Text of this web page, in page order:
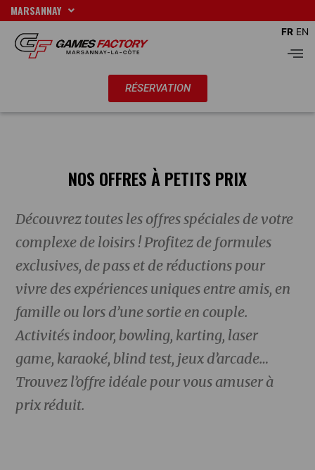
Aller
au
contenu
MARSANNAY
RÉSERVATION
FR EN
NOS OFFRES À PETITS PRIX
Découvrez toutes les offres spéciales de votre
complexe de loisirs ! Profitez de formules
exclusives, de pass et de réductions pour
vivre des expériences uniques entre amis, en
famille ou lors d’une sortie en couple.
Activités indoor, bowling, karting, laser
game, karaoké, blind test, jeux d’arcade…
Trouvez l’offre idéale pour vous amuser à
prix réduit.